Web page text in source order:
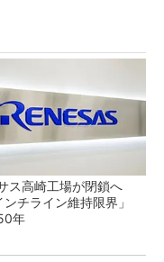
ス高崎工場が閉鎖へ
ンチライン維持限界」
年